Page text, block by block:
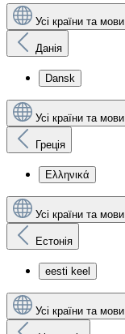
Усі країни та мови
Данія
Dansk
Усі країни та мови
Греція
Ελληνικά
Усі країни та мови
Естонія
eesti keel
Усі країни та мови